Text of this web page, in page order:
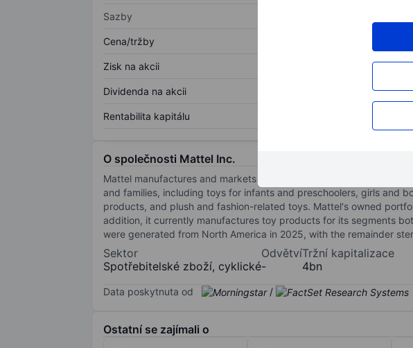
Sazby
Cena/tržby
Zisk na akcii
Dividenda na akcii
Rentabilita kapitálu
O společnosti Mattel Inc.
Mattel manufactures and markets toy products that are sold to its
and families, including toys for infants and preschoolers, girls and
products, and plush and fashion-related toys. Mattel's owned
addition, it currently manufactures toy products for its segments
were generated from North America in 2025, with the remainder
Sektor
Spotřebitelské zboží, cyklické
Odvětví
-
Tržní kapitalizace
4bn
Data poskytnuta od /
Ostatní se zajímali o